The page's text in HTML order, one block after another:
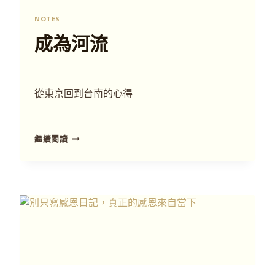
NOTES
成為河流
從東京回到台南的心得
繼續閱讀